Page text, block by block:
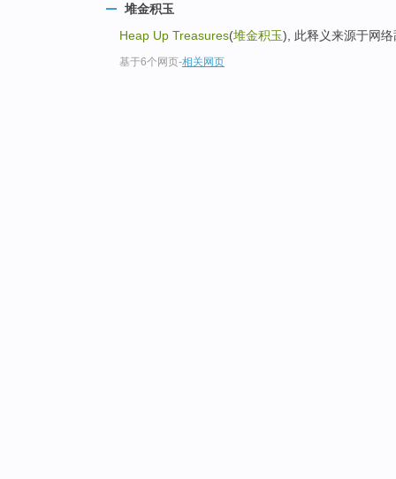
堆金积玉
Heap Up Treasures(堆金积玉), 此释义来源于网
基于6个网页-相关网页